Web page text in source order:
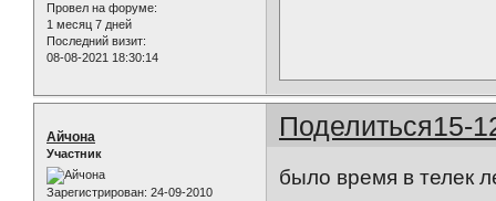
Провел на форуме:
1 месяц 7 дней
Последний визит:
08-08-2021 18:30:14
Поделиться15-
Айчона
Участник
Зарегистрирован: 24-09-2010
было время в телек